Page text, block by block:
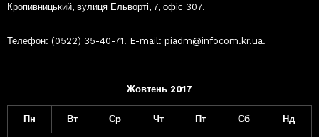
Кропивницький, вулиця Ельворті, 7, офіс 307.
Телефон: (0522) 35-40-71. E-mail: piadm@infocom.kr.ua.
Жовтень 2017
Пн Вт Ср Чт Пт Сб Нд